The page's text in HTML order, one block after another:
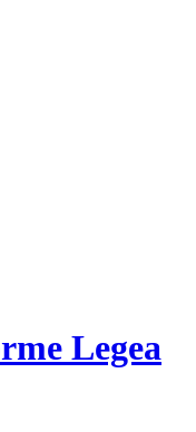
Legea